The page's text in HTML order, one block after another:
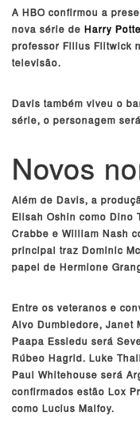
A HBO confirmou a
nova série de Harry
professor Filius Flitwick
televisão.
Davis também viveu o
série, o personagem
Novos
Além de Davis, a
Elisah Oshin como Dino
Crabbe e William Nash
principal traz Dominic
papel de Hermione
Entre os veteranos e
Alvo Dumbledore, Janet
Paapa Essiedu será
Rúbeo Hagrid. Luke
Paul Whitehouse será
confirmados estão Lox
como Lucius Malfoy.